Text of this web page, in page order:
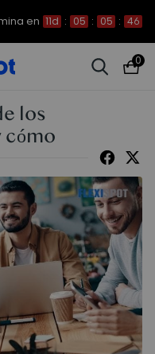
en 11d : 05 : 05 : 45
0
los
cómo